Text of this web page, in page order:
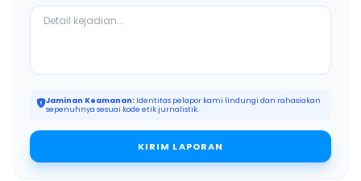
Jaminan Keamanan: Identitas pelapor kami lindungi dan rahasiakan
sepenuhnya sesuai kode etik jurnalistik.
KIRIM LAPORAN